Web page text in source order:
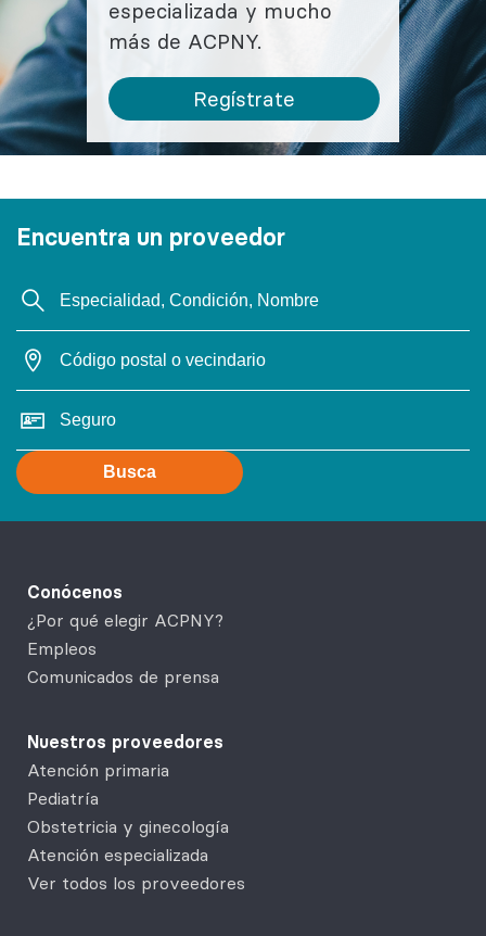
especializada y mucho
más de ACPNY.
Regístrate
Encuentra un proveedor
Busca
Conócenos
¿Por qué elegir ACPNY?
Empleos
Comunicados de prensa
Nuestros proveedores
Atención primaria
Pediatría
Obstetricia y ginecología
Atención especializada
Ver todos los proveedores